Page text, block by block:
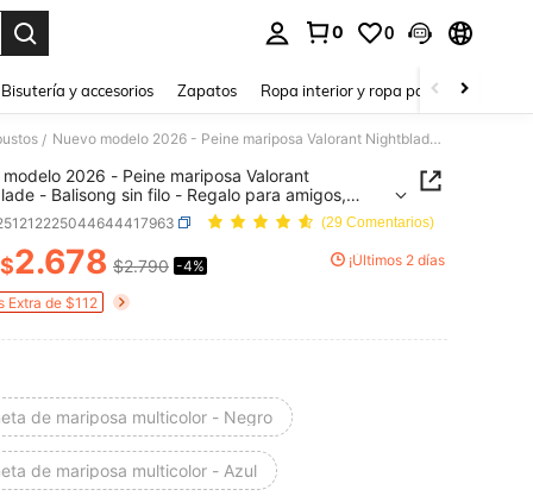
0 0
Bisutería y accesorios Zapatos Ropa interior y ropa para dormir
/ Nuevo modelo 2026 - Peine mariposa Valorant Nightblade - Balisong sin filo - Regalo para amigos, fiestas, cumpleaños, coleccionistas
2026 - Peine mariposa Valorant
- Balisong sin filo - Regalo para amigos,
cumpleaños, coleccionistas
(29 Comentarios)
AND AVAILABILITY
$2.678 $2.790 -4% ¡Últimos 2 días
Extra de $112
de mariposa multicolor - Negro
de mariposa multicolor - Azul